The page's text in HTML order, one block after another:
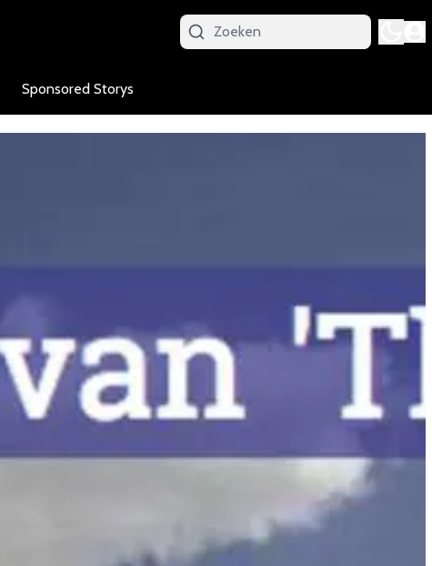
Sponsored Storys